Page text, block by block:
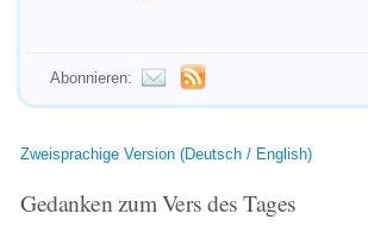
Abonnieren:
Zweisprachige Version (Deutsch / English)
Gedanken zum Vers des Tages